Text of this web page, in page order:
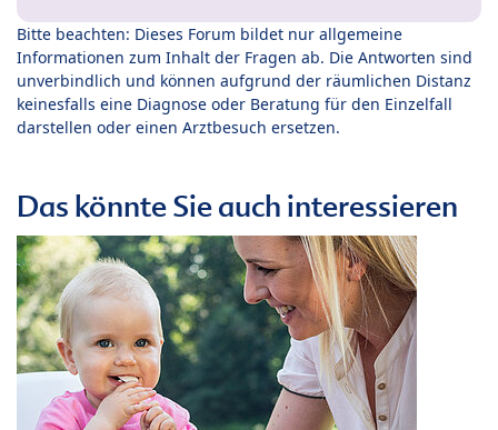
Bitte beachten: Dieses Forum bildet nur allgemeine
Informationen zum Inhalt der Fragen ab. Die Antworten sind
unverbindlich und können aufgrund der räumlichen Distanz
keinesfalls eine Diagnose oder Beratung für den Einzelfall
darstellen oder einen Arztbesuch ersetzen.
Das könnte Sie auch interessieren